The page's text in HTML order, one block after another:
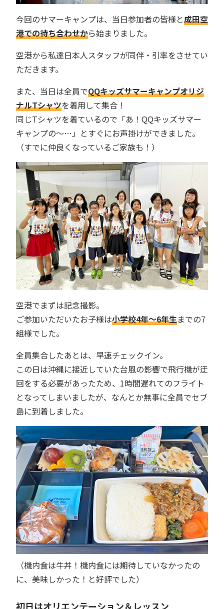
今回のサマーキャンプは、当日参加者の皆様と成田空
港での待ち合わせから始まりました。
空港から私達日本人スタッフが同伴・引率をさせてい
ただきます。
また、当日は全員でQQキッズサマーキャンプオリジ
ナルTシャツを着用して集合！
同じTシャツを着ているので「あ！QQキッズサマー
キャンプの〜…」とすぐにお声掛けができました。
（すでに仲良くなっているご家族も！）
空港でまずは記念撮影。
ご参加いただいたお子様は小学校4年〜6年生までの7
組様でした。
全員集合したあとは、早速チェックイン。
この日は沖縄に接近していた台風の影響で飛行機が迂
回をする必要があったため、1時間遅れてのフライト
となってしまいましたが、なんとか無事に全員でセブ
島に到着しました。
（機内食は牛丼！機内食には期待していなかったの
に、美味しかった！と好評でした）
初日はオリエンテーション＆レッスン